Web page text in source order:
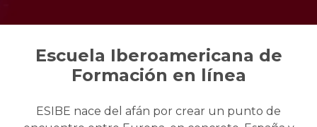
Escuela Iberoamericana de
Formación en línea
ESIBE nace del afán por crear un punto de